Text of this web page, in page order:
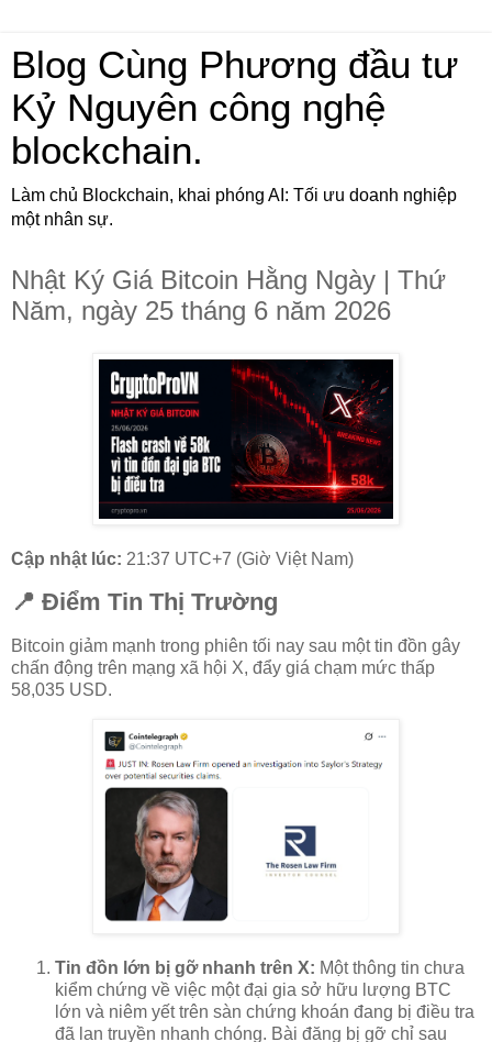
Blog Cùng Phương đầu tư
Kỷ Nguyên công nghệ
blockchain.
Làm chủ Blockchain, khai phóng AI: Tối ưu doanh nghiệp
một nhân sự.
Nhật Ký Giá Bitcoin Hằng Ngày | Thứ
Năm, ngày 25 tháng 6 năm 2026
Cập nhật lúc: 21:37 UTC+7 (Giờ Việt Nam)
📍 Điểm Tin Thị Trường
Bitcoin giảm mạnh trong phiên tối nay sau một tin đồn gây
chấn động trên mạng xã hội X, đẩy giá chạm mức thấp
58,035 USD.
Tin đồn lớn bị gỡ nhanh trên X: Một thông tin chưa
kiểm chứng về việc một đại gia sở hữu lượng BTC
lớn và niêm yết trên sàn chứng khoán đang bị điều tra
đã lan truyền nhanh chóng. Bài đăng bị gỡ chỉ sau